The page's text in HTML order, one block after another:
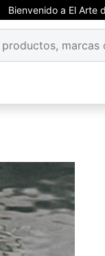
Bienvenido a El Arte